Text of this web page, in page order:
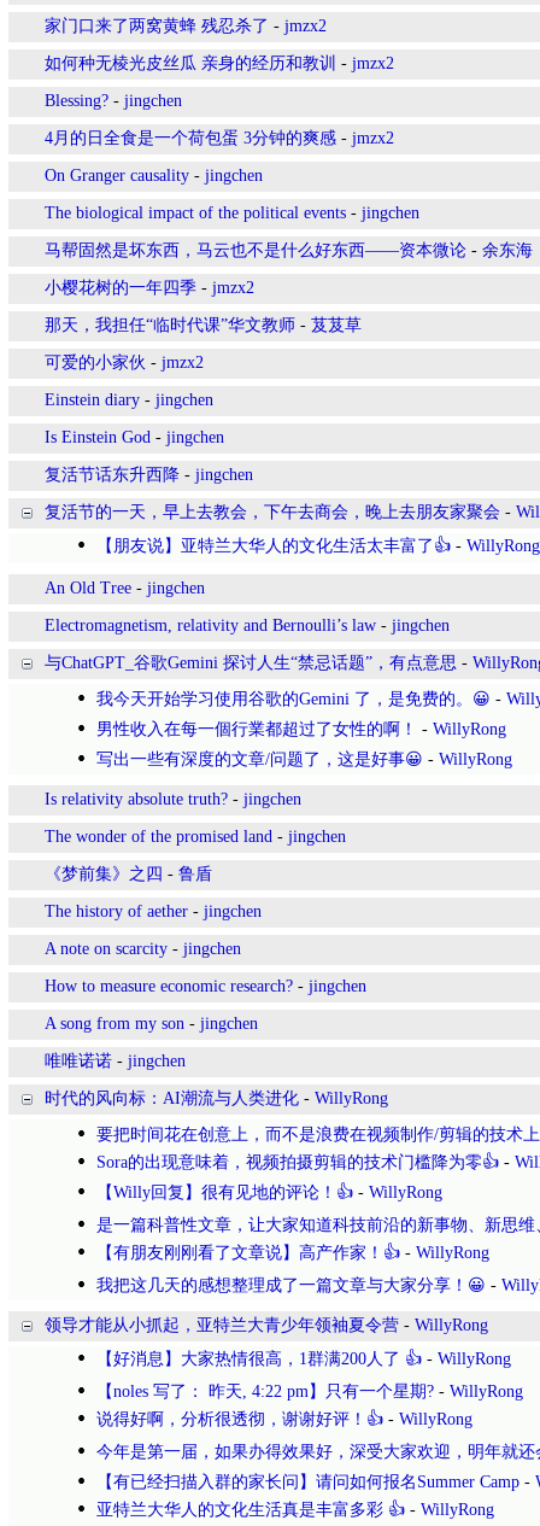
家门口来了两窝黄蜂 残忍杀了 - jmzx2
如何种无棱光皮丝瓜 亲身的经历和教训 - jmzx2
Blessing? - jingchen
4月的日全食是一个荷包蛋 3分钟的爽感 - jmzx2
On Granger causality - jingchen
The biological impact of the political events - jingchen
马帮固然是坏东西，马云也不是什么好东西――资本微论 - 余东海
小樱花树的一年四季 - jmzx2
那天，我担任“临时代课”华文教师 - 芨芨草
可爱的小家伙 - jmzx2
Einstein diary - jingchen
Is Einstein God - jingchen
复活节话东升西降 - jingchen
复活节的一天，早上去教会，下午去商会，晚上去朋友家聚会 -
【朋友说】亚特兰大华人的文化生活太丰富了👍 - WillyRong
An Old Tree - jingchen
Electromagnetism, relativity and Bernoulli’s law - jingchen
与ChatGPT_谷歌Gemini 探讨人生“禁忌话题”，有点意思 -
我今天开始学习使用谷歌的Gemini 了，是免费的。😀 -
男性收入在每一個行業都超过了女性的啊！
- WillyRong
写出一些有深度的文章/问题了，这是好事😀 - WillyRong
Is relativity absolute truth? - jingchen
The wonder of the promised land - jingchen
《梦前集》之四 - 鲁盾
The history of aether - jingchen
​A note on scarcity - jingchen
How to measure economic research? - jingchen
A song from my son - jingchen
唯唯诺诺 - jingchen
时代的风向标：AI潮流与人类进化 - WillyRong
要把时间花在创意上，而不是浪费在视频制作/剪辑的技术
Sora的出现意味着，视频拍摄剪辑的技术门槛降为零👍 -
【Willy回复】很有见地的评论！👍 - WillyRong
是一篇科普性文章，让大家知道科技前沿的新事物、新思维
【有朋友刚刚看了文章说】高产作家！👍 - WillyRong
我把这几天的感想整理成了一篇文章与大家分享！😀 -
领导才能从小抓起，亚特兰大青少年领袖夏令营 - WillyRong
【好消息】大家热情很高，1群满200人了 👍 - WillyRong
【noles 写了： 昨天, 4:22 pm】只有一个星期? - WillyRong
说得好啊，分析很透彻，谢谢好评！👍 - WillyRong
今年是第一届，如果办得效果好，深受大家欢迎，明年就还
【有已经扫描入群的家长问】请问如何报名Summer Camp -
亚特兰大华人的文化生活真是丰富多彩 👍 - WillyRong